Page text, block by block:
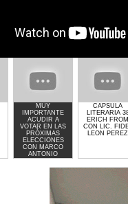
MUY
IMPORTANTE
ACUDIR A
VOTAR EN LAS
PRÓXIMAS
ELECCIONES
CON MARCO
ANTONIO
GUEVARA
CAPSULA
LITERARIA
ERICH FROM
CON LIC.
LEON PEREZ